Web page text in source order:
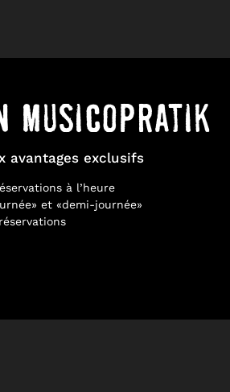
Musicopratik
avantages exclusifs
à l’heure
et «demi-journée»